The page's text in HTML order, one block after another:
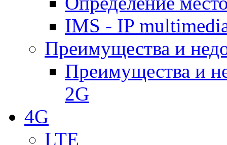
IMS - IP
Преимущества и
Преимущества и
2G
4G
LTE